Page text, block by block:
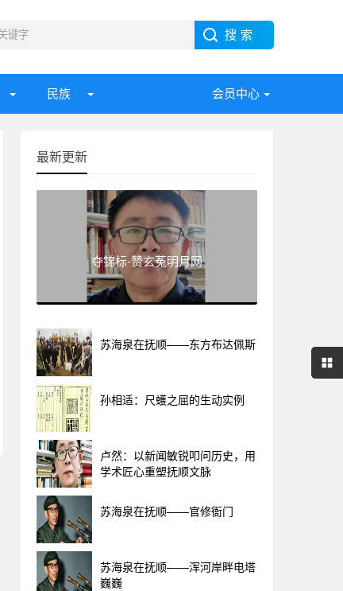
民族 会员中心
最新更新
夺锦标-赞玄菟明月网
苏海泉在抚顺——东方布达佩斯
孙相适：尺蠖之屈的生动实例
卢然：以新闻敏锐叩问历史，用
学术匠心重塑抚顺文脉
苏海泉在抚顺——官修衙门
苏海泉在抚顺——浑河岸畔电塔
巍巍